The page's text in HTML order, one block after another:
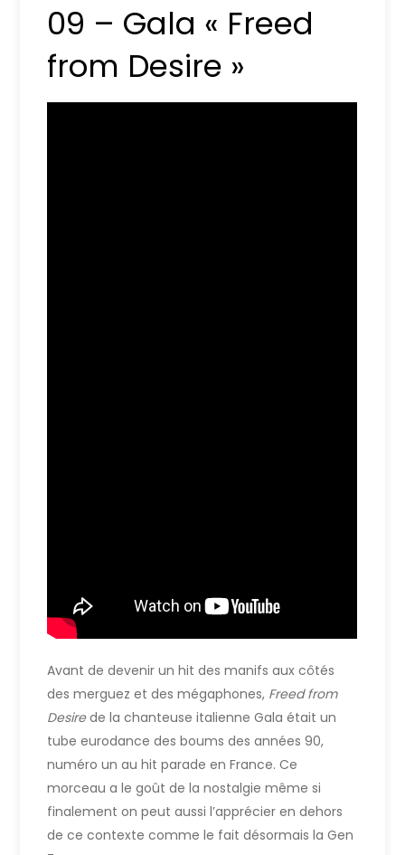
09 – Gala « Freed
from Desire »
Avant de devenir un hit des manifs aux côtés
des merguez et des mégaphones, Freed from
Desirede la chanteuse italienne Gala était un
tube eurodance des boums des années 90,
numéro un au hit parade en France. Ce
morceau a le goût de la nostalgie même si
finalement on peut aussi l’apprécier en dehors
de ce contexte comme le fait désormais la Gen